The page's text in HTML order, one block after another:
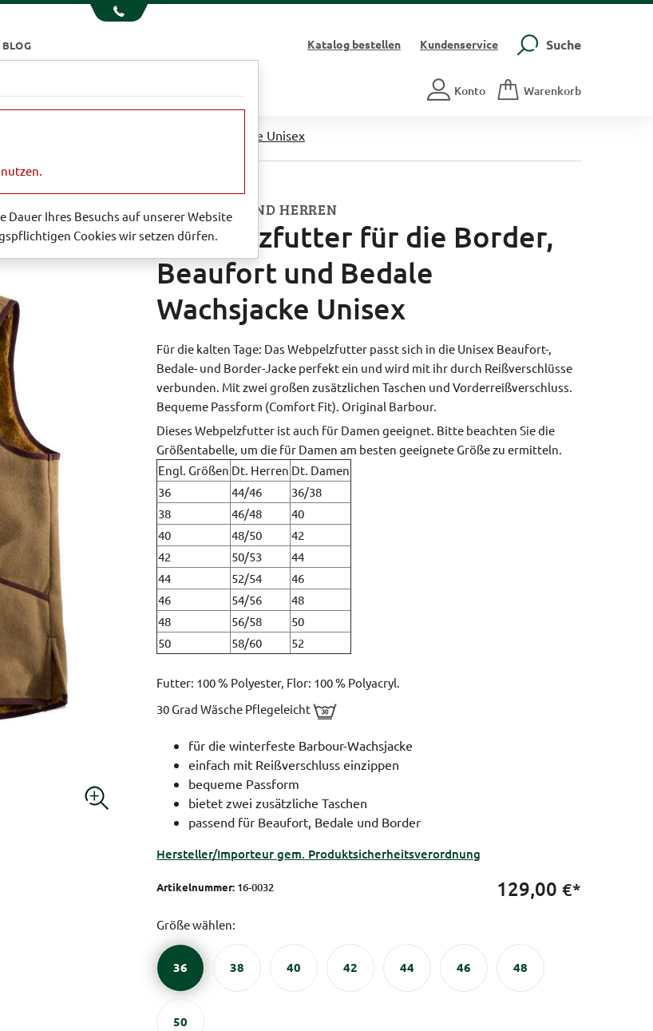
BLOG Katalogbestellen Kundenservice Suche
Konto Warenkorb
die Border, Beaufort und Bedale Wachsjacke Unisex
FÜR DAMEN UND HERREN
Webpelzfutter für die Border,
Beaufort und Bedale
Wachsjacke Unisex
Für die kalten Tage: Das Webpelzfutter passt sich in die Unisex Beaufort-,
Bedale- und Border-Jacke perfekt ein und wird mit ihr durch Reißverschlüsse
verbunden. Mit zwei großen zusätzlichen Taschen und Vorderreißverschluss.
Bequeme Passform (Comfort Fit). Original Barbour.
Dieses Webpelzfutter ist auch für Damen geeignet. Bitte beachten Sie die
Größentabelle, um die für Damen am besten geeignete Größe zu ermitteln.
Engl. Größen Dt. Herren Dt. Damen
36
44/46
36/38
38
46/48
40
40
48/50
42
42
50/53
44
44
52/54
46
46
54/56
48
48
56/58
50
50
58/60 52
Futter: 100 % Polyester, Flor: 100 % Polyacryl.
30 Grad Wäsche Pflegeleicht
für die winterfeste Barbour-Wachsjacke
einfach mit Reißverschluss einzippen
bequeme Passform
bietet zwei zusätzliche Taschen
passend für Beaufort, Bedale und Border
Hersteller/Importeur gem. Produktsicherheitsverordnung
Artikelnummer: 16-0032 129,00 €*
Größe wählen:
36 38 40 42 44 46 48
50
Ihres Besuchs auf unserer Website
Cookies wir setzen dürfen.